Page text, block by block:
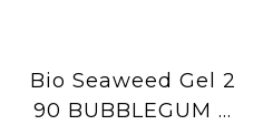
Bio Seaweed Gel 2
90 BUBBLEGUM P